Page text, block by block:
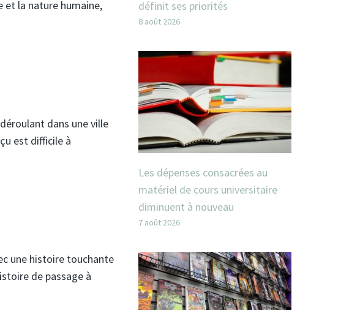
et la nature humaine,
dans une ville
est difficile à
une histoire touchante
de passage à
définit ses priorités
8 août 2026
Les dépenses consacrées au
matériel de cours universitaire
diminuent à nouveau
7 août 2026